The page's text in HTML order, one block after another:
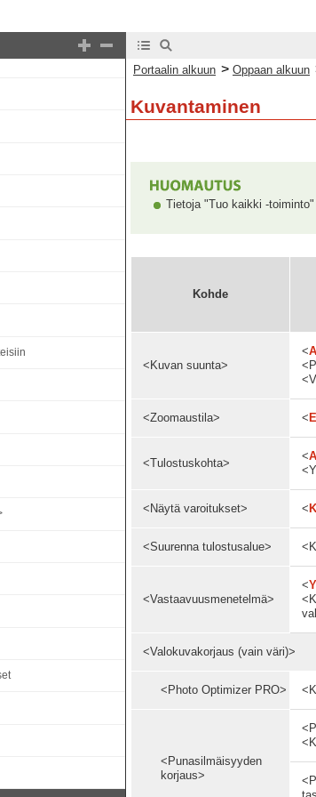
Portaalin alkuun > Oppaan alkuun
Kuvantaminen
Tietoja "Tuo kaikki -
Kohde
<Kuvan suunta>
<
<Zoomaustila> <
<Tulostuskohta>
<
<Näytä varoitukset> <
<Suurenna tulostusalue>
<Vastaavuusmenetelmä>
<
<Valokuvakorjaus (vain väri)>
<Photo Optimizer PRO>
<Punasilmäisyyden
korjaus>